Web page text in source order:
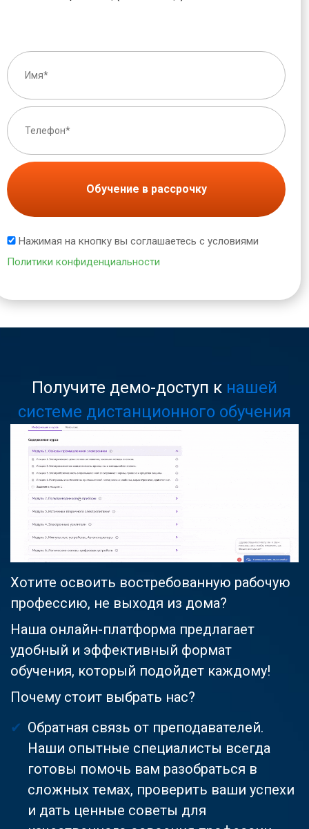
Обучение в рассрочку
Нажимая на кнопку вы соглашаетесь с условиями
Политики конфиденциальности
Получите демо-доступ к нашей
системе дистанционного обучения
Хотите освоить востребованную рабочую
профессию, не выходя из дома?
Наша онлайн-платформа предлагает
удобный и эффективный формат
обучения, который подойдет каждому!
Почему стоит выбрать нас?
Обратная связь от преподавателей.
Наши опытные специалисты всегда
готовы помочь вам разобраться в
сложных темах, проверить ваши успехи
и дать ценные советы для